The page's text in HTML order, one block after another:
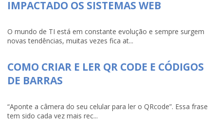
IMPACTADO OS SISTEMAS WEB
O mundo de TI está em constante evolução e sempre surgem
novas tendências, muitas vezes fica at...
COMO CRIAR E LER QR CODE E CÓDIGOS
DE BARRAS
“Aponte a câmera do seu celular para ler o QRcode”. Essa frase
tem sido cada vez mais rec...